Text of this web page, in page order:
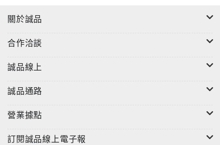
關於誠品
合作洽談
誠品線上
誠品通路
營業據點
訂閱誠品線上電子報